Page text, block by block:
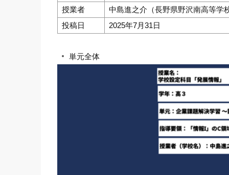
授業者
中島進之介（長野県野沢南高等学
投稿日
2025年7月31日
単元全体